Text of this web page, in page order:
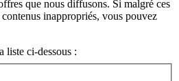
que nous diffusons. Si malgré ces
inappropriés, vous pouvez
liste ci-dessous :